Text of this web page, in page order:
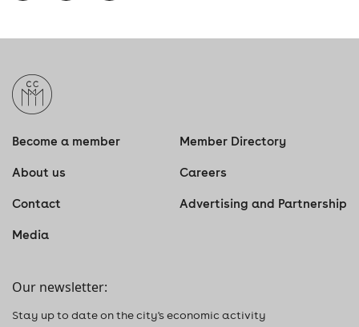
Become a member Member Directory
About us Careers
Contact Advertising and Partnership
Media
Our newsletter:
Stay up to date on the city's economic activity